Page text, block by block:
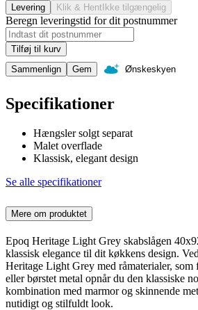
Levering Klik & Hent Ikke tilgængelig
Beregn leveringstid for dit postnummer
Tilføj til kurv
Sammenlign
Gem Ønskeskyen
Specifikationer
Hængsler solgt separat
Malet overflade
Klassisk, elegant design
Se alle specifikationer
Mere om produktet
Epoq Heritage Light Grey skabslågen
klassisk elegance til dit køkkens design.
Heritage Light Grey med råmaterialer,
eller børstet metal opnår du den klassiske
kombination med marmor og skinnende
nutidigt og stilfuldt look.